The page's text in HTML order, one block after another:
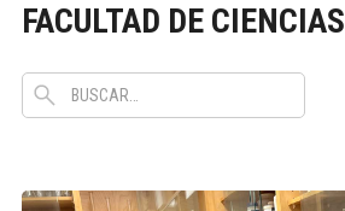
FACULTAD DE CIENCIAS